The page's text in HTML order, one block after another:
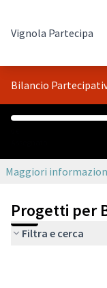
Vignola Partecipa
Bilancio
Maggiori
Progetti per
Filtra e cerca